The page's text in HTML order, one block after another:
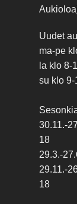
Uudet
ma-pe
la klo 8-
su klo 9-
30.11.-
18
29.3.-
29.11.-
18